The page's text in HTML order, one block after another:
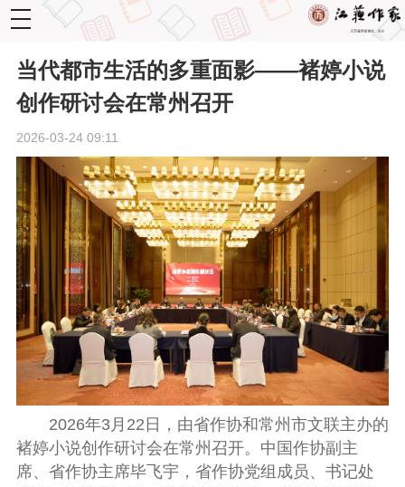
toggle
navigation
当代都市生活的多重面影——褚婷小说
创作研讨会在常州召开
2026-03-24 09:11
2026年3月22日，由省作协和常州市文联主办的
褚婷小说创作研讨会在常州召开。中国作协副主
席、省作协主席毕飞宇，省作协党组成员、书记处